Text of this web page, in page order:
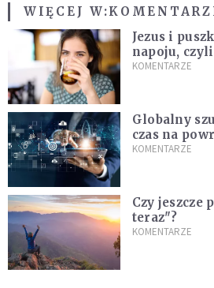
WIĘCEJ W:
Jezus i
napoju,
techniczny
KOMENTARZE
Globalny
czas na
prawdy
KOMENTARZE
Czy jeszcze
teraz"?
KOMENTARZE